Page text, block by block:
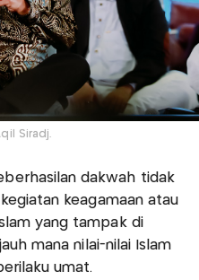
Siradj.
dakwah tidak
keagamaan atau
yang tampak di
mana nilai-nilai Islam
umat.